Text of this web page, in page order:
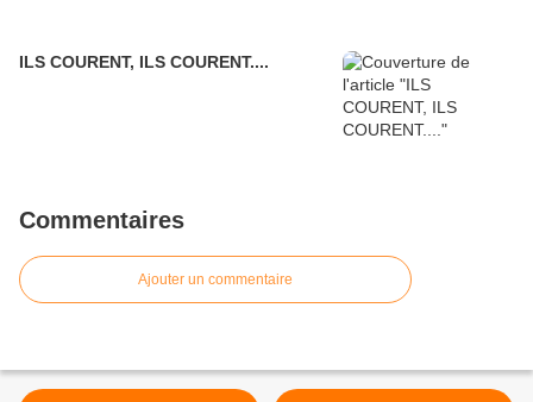
ILS COURENT, ILS COURENT....
Commentaires
Ajouter un commentaire